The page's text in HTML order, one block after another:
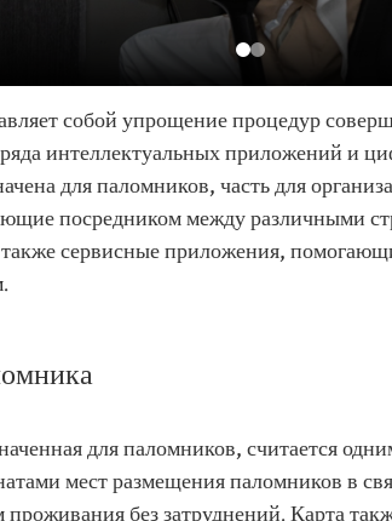
собой упрощение процедур
интеллектуальных приложений и
для паломников, часть для
посредником между различными
сервисные приложения,
для паломников, считается
мест размещения паломников в
без затруднений. Карта